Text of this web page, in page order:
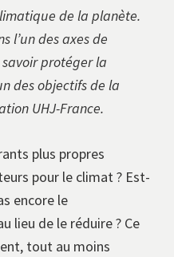
de la planète.
l’un des axes de
savoir protéger la
des objectifs de la
UHJ-France.
plus propres
pour le climat ? Est-
encore le
lieu de le réduire ? Ce
tout au moins